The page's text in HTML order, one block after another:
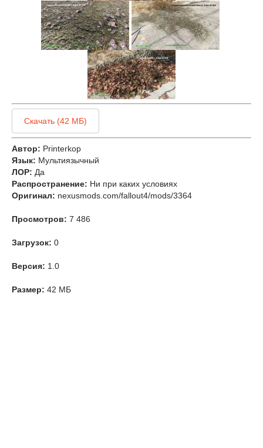
Скачать (42 МБ)
Автор: Printerkop
Язык: Мультиязычный
ЛОР: Да
Распространение: Ни при каких условиях
Оригинал: nexusmods.com/fallout4/mods/3364
Просмотров: 7 486
Загрузок: 0
Версия: 1.0
Размер: 42 МБ